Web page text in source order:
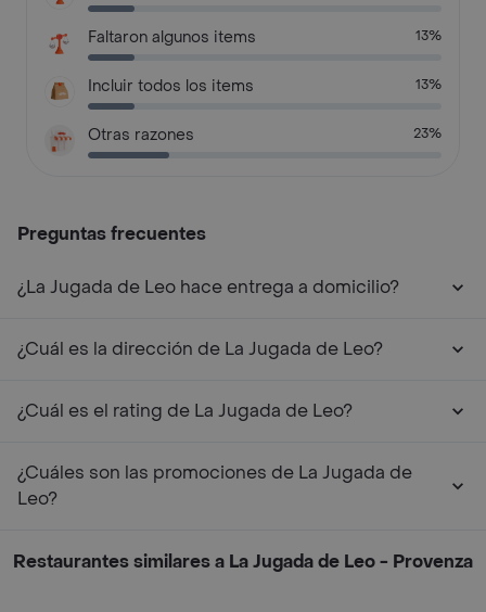
Faltaron algunos items 13%
Incluir todos los items 13%
Otras razones 23%
Preguntas frecuentes
¿La Jugada de Leo hace entrega a domicilio?
¿Cuál es la dirección de La Jugada de Leo?
¿Cuál es el rating de La Jugada de Leo?
¿Cuáles son las promociones de La Jugada de
Leo?
Restaurantes similares a La Jugada de Leo - Provenza